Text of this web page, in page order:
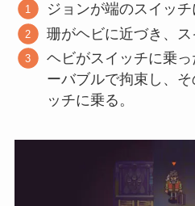
ジョンが端のスイッチ
珊がヘビに近づき、ス
ヘビがスイッチに乗
ーバブルで拘束し、
ッチに乗る。